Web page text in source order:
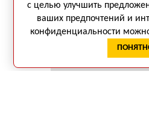
КАЛЕНДАРЬ
с целью улучшить
ваших предпочтений и
конфиденциальности